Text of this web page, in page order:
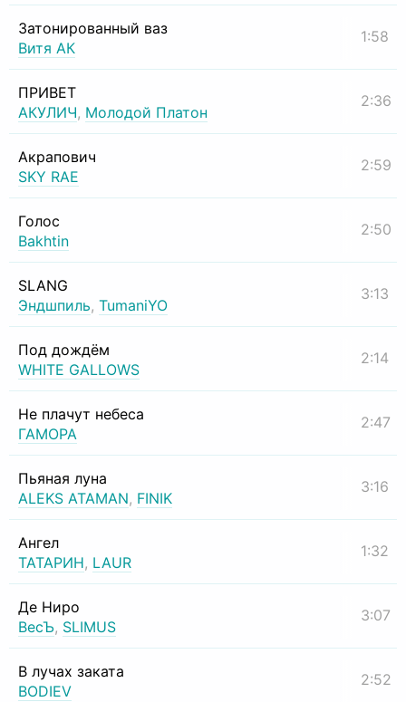
Затонированный ваз
Витя АК
1:58
ПРИВЕТ
АКУЛИЧ, Молодой Платон
2:36
Акрапович
SKY RAE
2:59
Голос
Bakhtin
2:50
SLANG
Эндшпиль, TumaniYO
3:13
Под дождём
WHITE GALLOWS
2:14
Не плачут небеса
ГАМОРА
2:47
Пьяная луна
ALEKS ATAMAN, FINIK
3:16
Ангел
ТАТАРИН, LAUR
1:32
Де Ниро
ВесЪ, SLIMUS
3:07
В лучах заката
BODIEV
2:52